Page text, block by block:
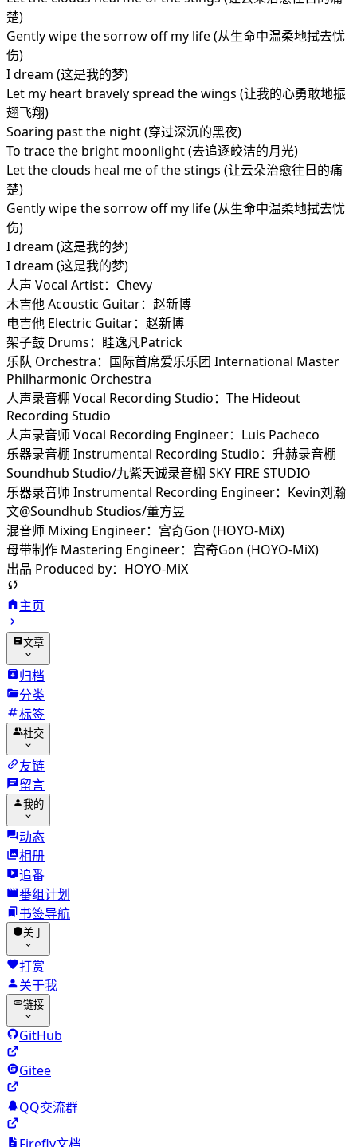
楚)
Gently wipe the sorrow off my life (从生命中温柔地拭去忧
伤)
I dream (这是我的梦)
Let my heart bravely spread the wings (让我的心勇敢地振
翅飞翔)
Soaring past the night (穿过深沉的黑夜)
To trace the bright moonlight (去追逐皎洁的月光)
Let the clouds heal me of the stings (让云朵治愈往日的痛
楚)
Gently wipe the sorrow off my life (从生命中温柔地拭去忧
伤)
I dream (这是我的梦)
I dream (这是我的梦)
人声 Vocal Artist：Chevy
木吉他 Acoustic Guitar：赵新博
电吉他 Electric Guitar：赵新博
架子鼓 Drums：眭逸凡Patrick
乐队 Orchestra：国际首席爱乐乐团 International Master
Philharmonic Orchestra
人声录音棚 Vocal Recording Studio：The Hideout
Recording Studio
人声录音师 Vocal Recording Engineer：Luis Pacheco
乐器录音棚 Instrumental Recording Studio：升赫录音棚
Soundhub Studio/九紫天诚录音棚 SKY FIRE STUDIO
乐器录音师 Instrumental Recording Engineer：Kevin刘瀚
文@Soundhub Studios/董方昱
混音师 Mixing Engineer：宫奇Gon (HOYO-MiX)
母带制作 Mastering Engineer：宫奇Gon (HOYO-MiX)
出品 Produced by：HOYO-MiX
主页
文章
归档
分类
标签
社交
友链
留言
我的
动态
相册
追番
番组计划
书签导航
关于
打赏
关于我
链接
GitHub
Gitee
QQ交流群